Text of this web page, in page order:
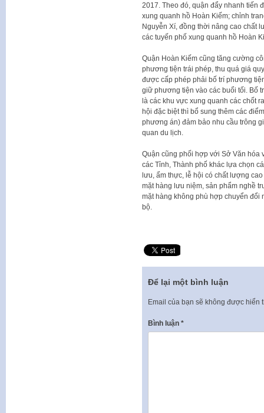
2017. Theo đó, quận đẩy nhanh tiến
xung quanh hồ Hoàn Kiếm; chỉnh
Nguyễn Xí, đồng thời nâng cao chất
các tuyến phố xung quanh hồ Hoàn
Quận Hoàn Kiếm cũng tăng cường
phương tiện trái phép, thu quá giá
được cấp phép phải bố trí phương
giữ phương tiện vào các buổi tối. Bố
là các khu vực xung quanh các chốt
hội đặc biệt thì bổ sung thêm các
phương án) đảm bảo nhu cầu trông
quan du lịch.
Quận cũng phối hợp với Sở Văn hóa
các Tỉnh, Thành phố khác lựa chọn
lưu, ẩm thực, lễ hội có chất lượng
mặt hàng lưu niệm, sản phẩm nghề
mặt hàng không phù hợp chuyển đổi
bộ.
Để lại một bình luận
Email của bạn sẽ không được hiển
Bình luận *